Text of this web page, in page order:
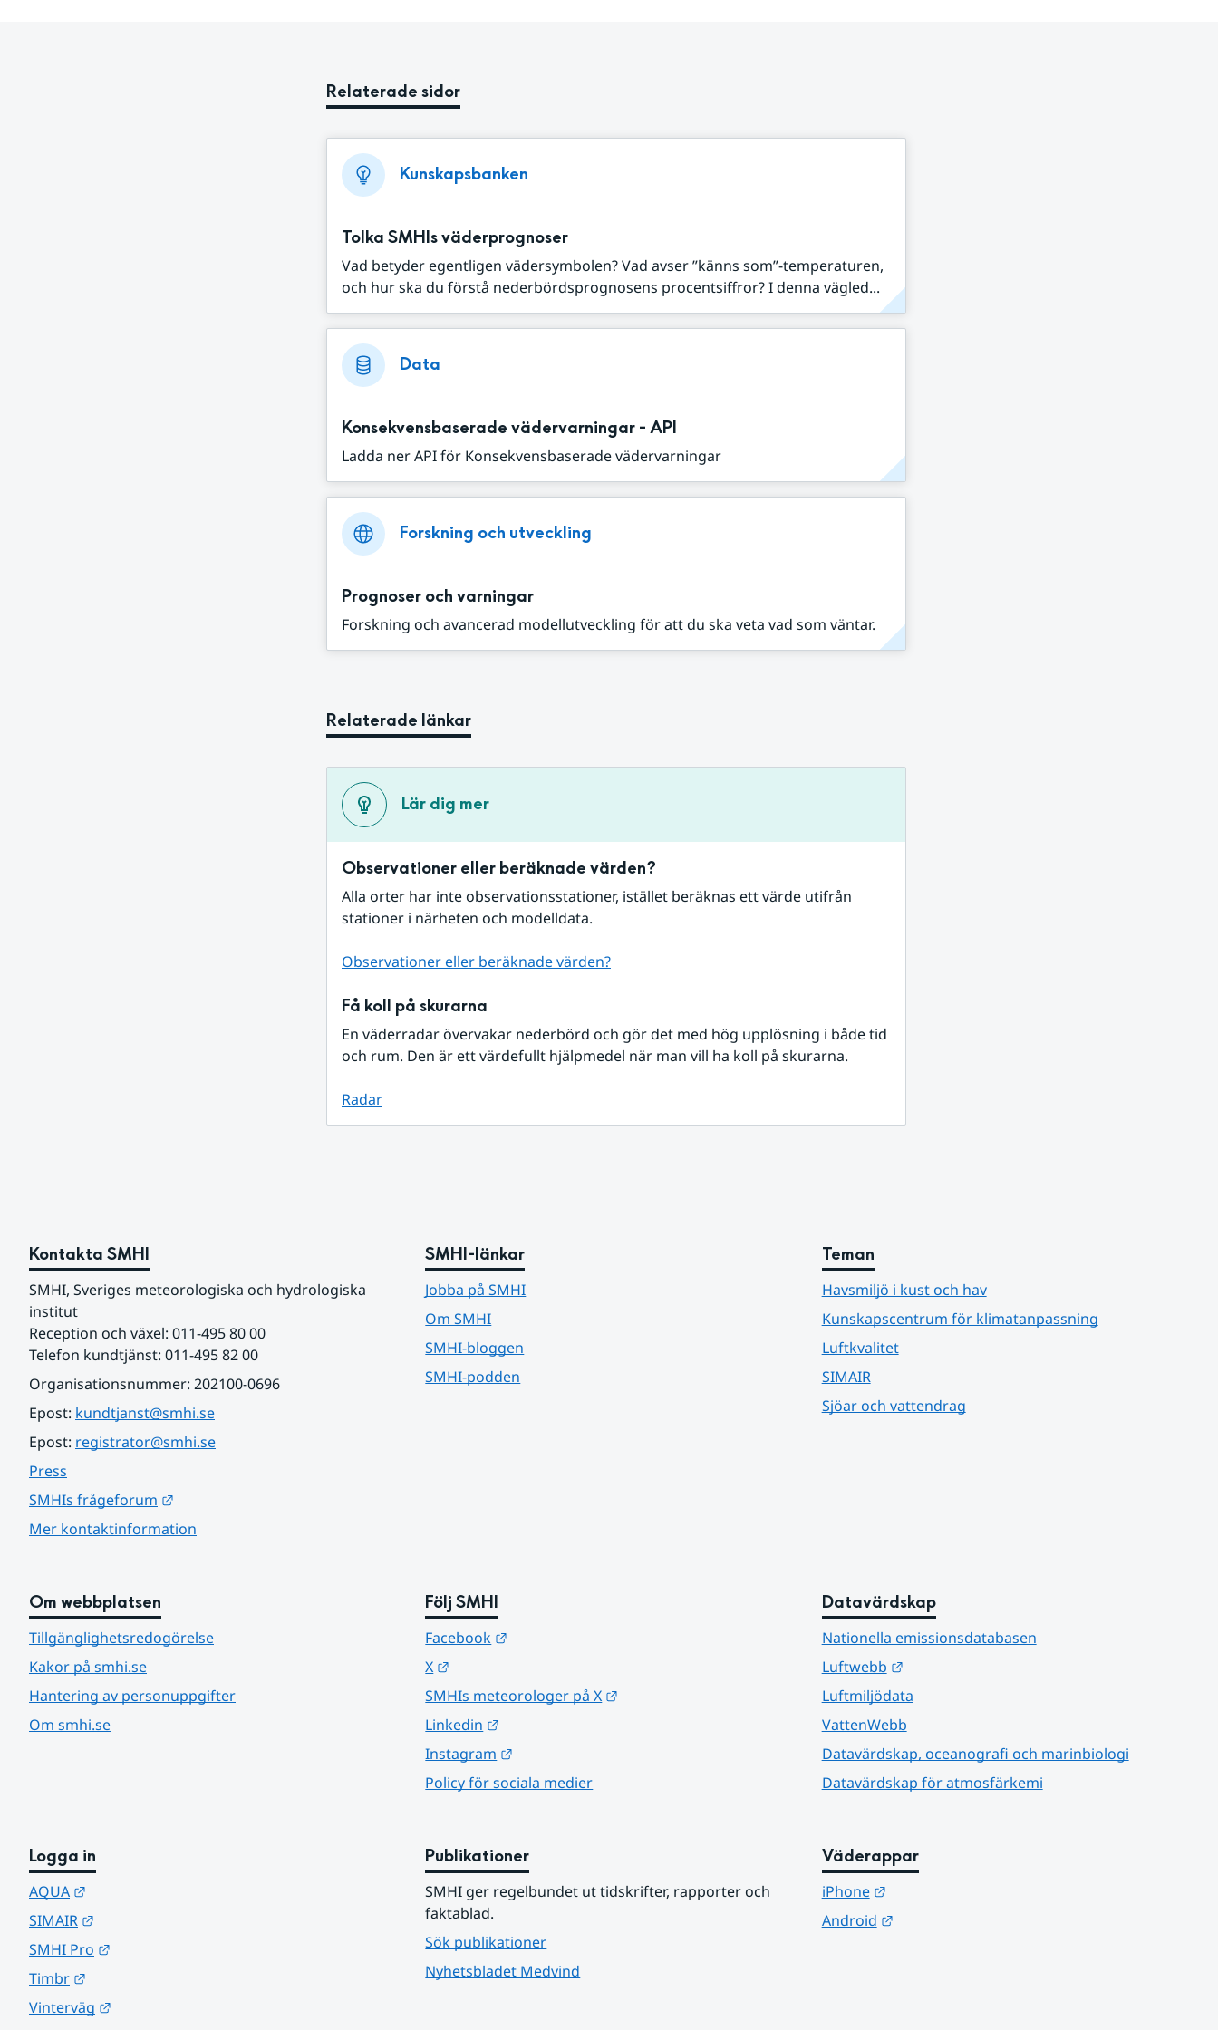
Relaterade sidor
Kunskapsbanken
Tolka SMHIs väderprognoser
Vad betyder egentligen vädersymbolen? Vad avser ”känns som”-temperaturen,
och hur ska du förstå nederbördsprognosens procentsiffror? I denna vägled...
Data
Konsekvensbaserade vädervarningar - API
Ladda ner API för Konsekvensbaserade vädervarningar
Forskning och utveckling
Prognoser och varningar
Forskning och avancerad modellutveckling för att du ska veta vad som väntar.
Relaterade länkar
Lär dig mer
Observationer eller beräknade värden?
Alla orter har inte observationsstationer, istället beräknas ett värde utifrån
stationer i närheten och modelldata.
Observationer eller beräknade värden?
Få koll på skurarna
En väderradar övervakar nederbörd och gör det med hög upplösning i både tid
och rum. Den är ett värdefullt hjälpmedel när man vill ha koll på skurarna.
Radar
Kontakta SMHI
SMHI, Sveriges meteorologiska och hydrologiska
institut
Reception och växel: 011-495 80 00
Telefon kundtjänst: 011-495 82 00
Organisationsnummer: 202100-0696
Epost: kundtjanst@smhi.se
Epost: registrator@smhi.se
Press
SMHIs frågeforum
Mer kontaktinformation
SMHI-länkar
Jobba på SMHI
Om SMHI
SMHI-bloggen
SMHI-podden
Teman
Havsmiljö i kust och hav
Kunskapscentrum för klimatanpassning
Luftkvalitet
SIMAIR
Sjöar och vattendrag
Om webbplatsen
Tillgänglighetsredogörelse
Kakor på smhi.se
Hantering av personuppgifter
Om smhi.se
Följ SMHI
Facebook
X
SMHIs meteorologer på X
Linkedin
Instagram
Policy för sociala medier
Datavärdskap
Nationella emissionsdatabasen
Luftwebb
Länk till annan webbplats.
Luftmiljödata
VattenWebb
Datavärdskap, oceanografi och marinbiologi
Datavärdskap för atmosfärkemi
Logga in
AQUA
SIMAIR
SMHI Pro
Timbr
Vinterväg
Publikationer
SMHI ger regelbundet ut tidskrifter, rapporter och
faktablad.
Sök publikationer
Nyhetsbladet Medvind
Väderappar
iPhone
Länk till annan webbplats.
Android
Länk till annan webbplats.